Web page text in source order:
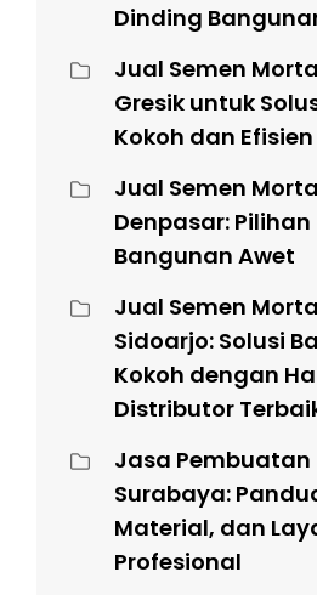
Dinding
Jual Semen
Gresik untuk
Kokoh dan Efisien
Jual Semen
Denpasar:
Bangunan Awet
Jual Semen
Sidoarjo: Solusi
Kokoh dengan
Distributor
Jasa Pembuatan
Surabaya:
Material, dan
Profesional